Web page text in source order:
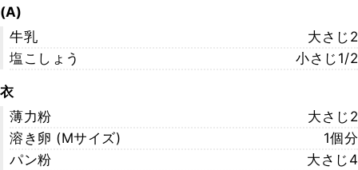
(A)
牛乳
大さじ2
塩こしょう
小さじ1/2
衣
薄力粉
大さじ2
溶き卵 (Mサイズ)
1個分
パン粉
大さじ4